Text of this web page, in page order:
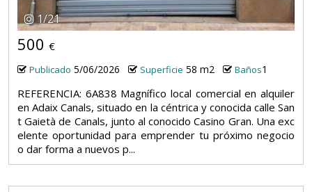
1/21
500 €
Publicado 5/06/2026 Superficie 58 m2 Baños1
REFERENCIA: 6A838 Magnífico local comercial en alquiler
en Adaix Canals, situado en la céntrica y conocida calle San
t Gaietà de Canals, junto al conocido Casino Gran. Una exc
elente oportunidad para emprender tu próximo negocio
o dar forma a nuevos p...